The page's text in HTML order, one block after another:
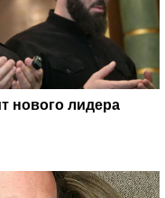
нового лидера